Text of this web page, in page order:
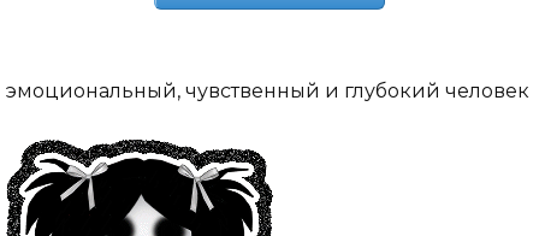
эмоциональный, чувственный и глубокий человек